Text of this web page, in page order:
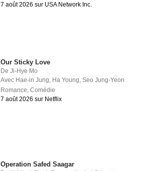
7 août 2026 sur USA Network Inc.
Our Sticky Love
DeJi-Hye Mo
Avec Hae-in Jung, Ha Young,Seo Jung-Yeon
Romance,Comédie
7 août 2026 sur Netflix
Operation Safed Saagar